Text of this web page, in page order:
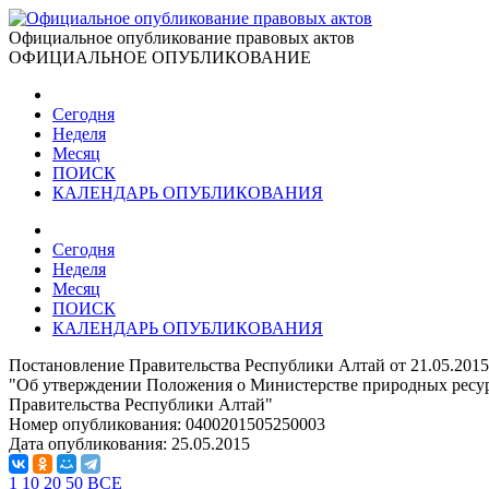
Официальное опубликование правовых актов
ОФИЦИАЛЬНОЕ ОПУБЛИКОВАНИЕ
Сегодня
Неделя
Месяц
ПОИСК
КАЛЕНДАРЬ ОПУБЛИКОВАНИЯ
Сегодня
Неделя
Месяц
ПОИСК
КАЛЕНДАРЬ ОПУБЛИКОВАНИЯ
Постановление Правительства Республики Алтай от
"Об утверждении Положения о Министерстве природных
Правительства Республики Алтай"
Номер опубликования: 0400201505250003
Дата опубликования: 25.05.2015
1 10 20 50 ВСЕ